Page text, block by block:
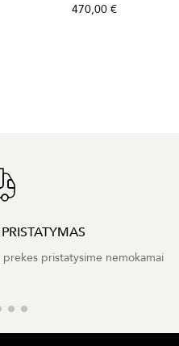
470,00 €
pristatysime nemokamai